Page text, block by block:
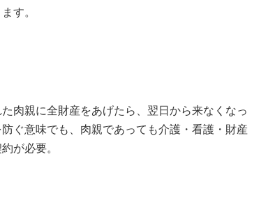
す。
肉親に全財産をあげたら、翌日から来なくなっ
ぐ意味でも、肉親であっても介護・看護・財産
が必要。